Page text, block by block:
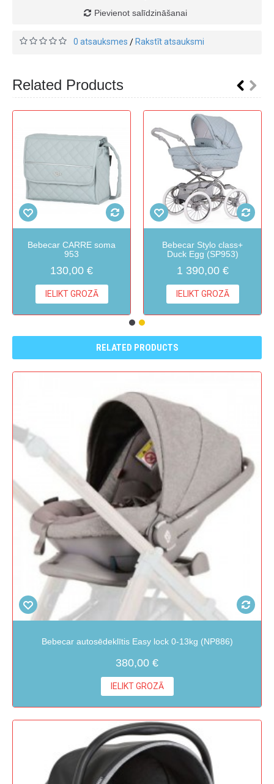
Pievienot salīdzināšanai
0 atsauksmes / Rakstīt atsauksmi
Related Products
Bebecar CARRE soma
953
130,00 €
IELIKT GROZĀ
Bebecar Stylo class+
Duck Egg (SP953)
1 390,00 €
IELIKT GROZĀ
RELATED PRODUCTS
Bebecar autosēdeklītis Easy lock 0-13kg (NP886)
380,00 €
IELIKT GROZĀ